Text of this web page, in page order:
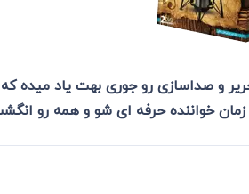
تحریر و صداسازی رو جوری بهت یاد
خواننده حرفه ای شو و همه رو